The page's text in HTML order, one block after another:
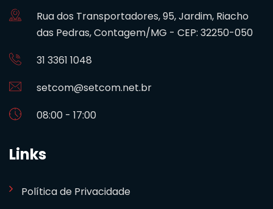
Rua dos Transportadores, 95, Jardim, Riacho
das Pedras, Contagem/MG - CEP: 32250-050
31 3361 1048
setcom@setcom.net.br
08:00 - 17:00
Links
Política de Privacidade